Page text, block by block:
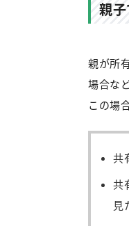
親
親が所
場合な
この場
共
共
見